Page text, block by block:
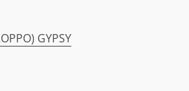
GYPSY